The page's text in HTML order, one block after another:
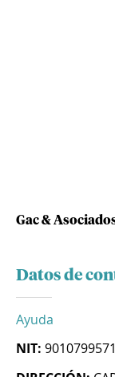
Gac &
Datos de
Ayuda
NIT: 9010799571